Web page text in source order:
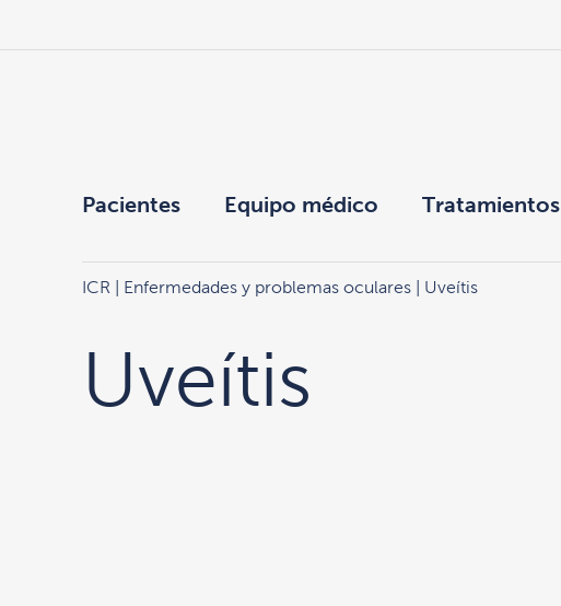
Pacientes Equipo médico Tratamientos
ICR Enfermedades y problemas oculares| Uveítis
Uveítis